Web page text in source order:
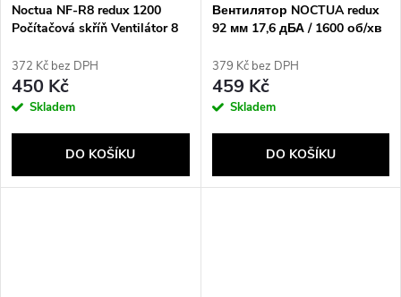
Noctua NF-R8 redux 1200
Počítačová skříň Ventilátor 8
372 Kč bez DPH
450 Kč
Skladem
DO KOŠÍKU
Вентилятор NOCTUA redux
92 мм 17,6 дБА / 1600 об/хв
379 Kč bez DPH
459 Kč
Skladem
DO KOŠÍKU